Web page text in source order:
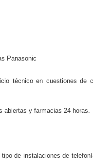
Panasonic
técnico en cuestiones de
abiertas y farmacias 24 horas.
de instalaciones de